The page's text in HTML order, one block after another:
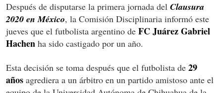
Después de disputarse la primera jornada del Clausura
2020 en México, la Comisión Disciplinaria informó este
jueves que el futbolista argentino de FC Juárez Gabriel
Hachen ha sido castigado por un año.
Esta decisión se toma después que el futbolista de 29
años agrediera a un árbitro en un partido amistoso ante el